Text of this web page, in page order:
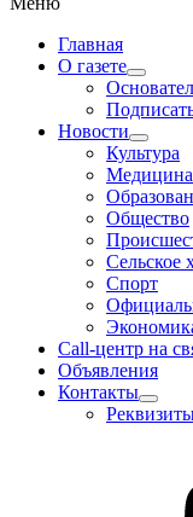
Главная
О газете
Новости
Культура
Медицина
Общество
Сельское
Спорт
Call-центр на
Объявления
Контакты